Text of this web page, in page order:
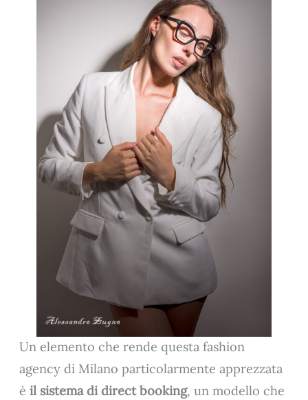
Un elemento che rende questa fashion
agency di Milano particolarmente apprezzata
èil sistema di direct booking, un modello che